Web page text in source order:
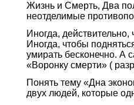
Жизнь и Смерть, Два
неотделимые
Иногда,
Иногда, чтобы
умирать бесконечно. А
«Воронку смерти» (
Понять тему «Дна
двух людей, которые